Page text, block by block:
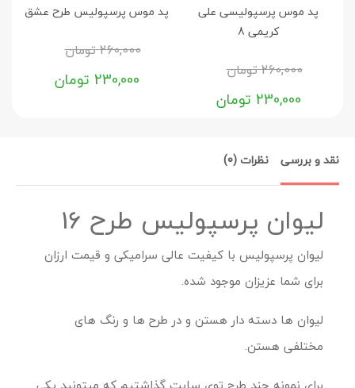
پد موس پرسپولیسی علی
کریمی 8
260,000تومان
230,000 تومان
پد موس پرسپولیس طرح عشق
260,000تومان
230,000 تومان
نقد و بررسی نظرات (0)
لیوان پرسپولیس طرح 16
لیوان پرسپولیس با کیفیت عالی سرامیکی و قیمت ارزان
برای شما عزیزان موجود شده.
لیوان ها دسته دار هستن و در طرح ها و رنگ های
مختلفی هستن.